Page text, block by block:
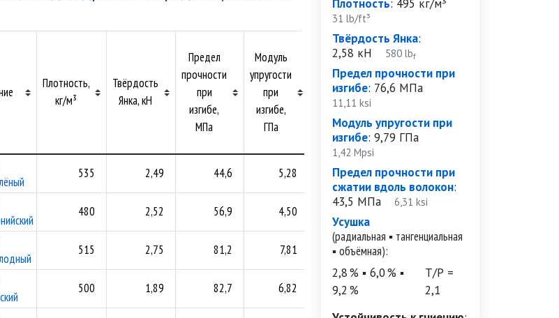
Плотность,
кг/м³
Твёрдость
Янка, кН
Предел
прочности
при
изгибе,
МПа
Модуль
упругости
при
изгибе,
ГПа
Предел
прочности
при
сжатии
вдоль
волокон,
МПа
535 2,49 44,6 5,28 —
480 2,52 56,9 4,50
515 2,75 81,2 7,81 39,4
500 1,89 82,7 6,82 38,0
Плотность: 495 кг/м³
31 lb/ft³
Твёрдость Янка:
2,58 кН 580 lbf
Предел прочности при
изгибе: 76,6 МПа
11,11 ksi
Модуль упругости при
изгибе: 9,79 ГПа
1,42 Mpsi
Предел прочности при
сжатии вдоль волокон:
43,5 МПа 6,31 ksi
Усушка
(радиальная ▪ тангенциальная
▪ объёмная):
2,8 % ▪ 6,0 % ▪
9,2 %
Т/Р =
2,1